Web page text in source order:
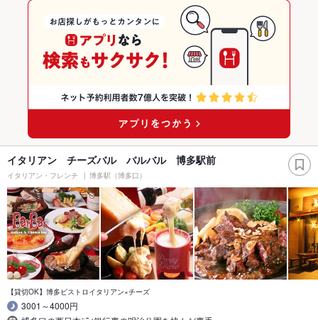
イタリアン チーズバル バルバル 博多駅前
イタリアン・フレンチ 博多駅（博多口）
【貸切OK】博多ビストロイタリアン×チーズ
3001～4000円